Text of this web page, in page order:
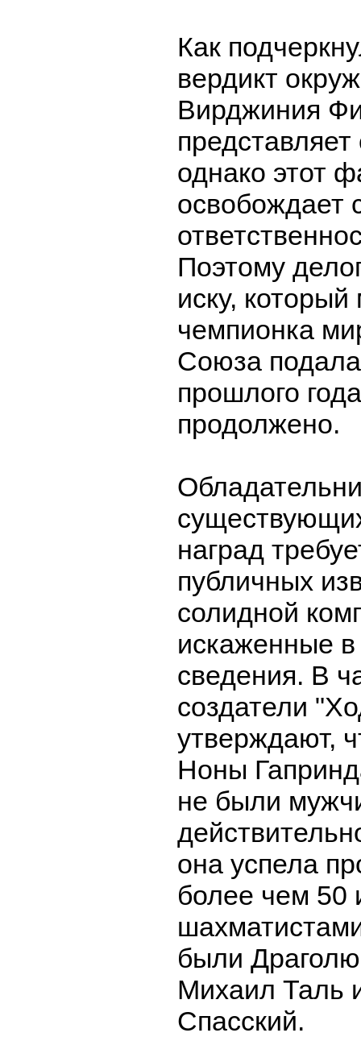
Как
вердикт
Вирджиния
однако этот
освобождает
Поэтому
иску, который
чемпионка
Союза
прошлого
продолжено.
наград
публичных
солидной
искаженные
сведения. В
создатели
утверждают,
Ноны
не были
она успела
более чем 50
были
Михаил Таль
Спасский.